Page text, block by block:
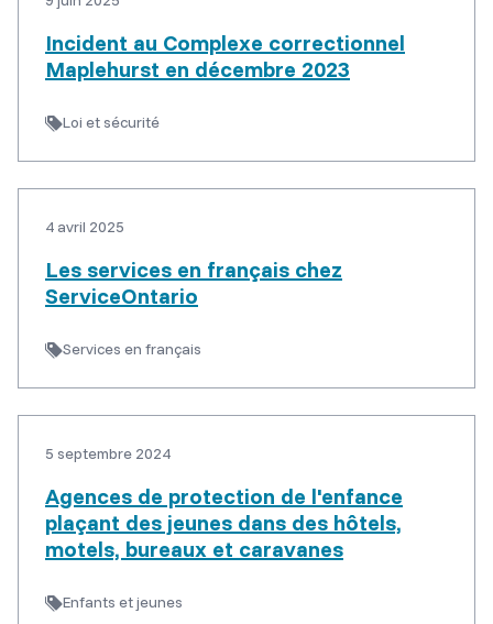
Incident au Complexe correctionnel
Maplehurst en décembre 2023
Loi et sécurité
4 avril 2025
Les services en français chez
ServiceOntario
Services en français
5 septembre 2024
Agences de protection de l'enfance
plaçant des jeunes dans des hôtels,
motels, bureaux et caravanes
Enfants et jeunes